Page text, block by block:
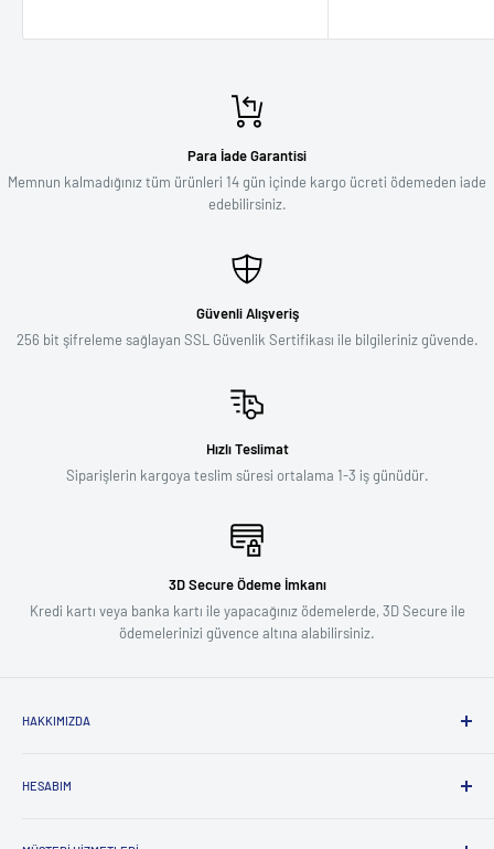
Para İade Garantisi
Memnun kalmadığınız tüm ürünleri 14 gün içinde kargo ücreti ödemeden iade
edebilirsiniz.
Güvenli Alışveriş
256 bit şifreleme sağlayan SSL Güvenlik Sertifikası ile bilgileriniz güvende.
Hızlı Teslimat
Siparişlerin kargoya teslim süresi ortalama 1-3 iş günüdür.
3D Secure Ödeme İmkanı
Kredi kartı veya banka kartı ile yapacağınız ödemelerde, 3D Secure ile
ödemelerinizi güvence altına alabilirsiniz.
HAKKIMIZDA
Influencer Başvuru Formu
HESABIM